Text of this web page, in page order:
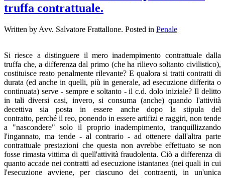
truffa contrattuale.
Written by Avv. Salvatore Frattallone. Posted in Penale
Si riesce a distinguere il mero inadempimento contrattuale dalla
truffa che, a differenza dal primo (che ha rilievo soltanto civilistico),
costituisce reato penalmente rilevante? E qualora si tratti contratti di
durata (ed anche in quelli, più in generale, ad esecuzione differita o
continuata) serve - sempre e soltanto - il c.d. dolo iniziale? Il delitto
in tali diversi casi, invero, si consuma (anche) quando l'attività
decettiva sia posta in essere anche dopo la stipula del
contratto, perché il reo, ponendo in essere artifizi e raggiri, non tende
a "nascondere" solo il proprio inadempimento, tranquillizzando
l'ingannato, ma tende - al contrario - ad ottenere dall'altra parte
contrattuale prestazioni che questa non avrebbe effettuato se non
fosse rimasta vittima di quell'attività fraudolenta. Ciò a differenza di
quanto accade nei contratti ad esecuzione istantanea (nei quali in cui
l'esecuzione avviene, per ciascuno dei contraenti, in un'unica